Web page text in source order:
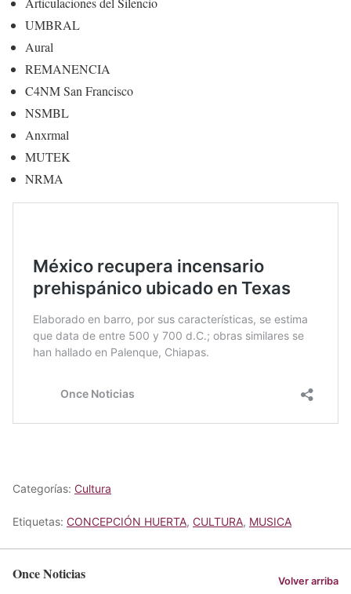
UMBRAL
Aural
REMANENCIA
C4NM San Francisco
NSMBL
Anxrmal
MUTEK
NRMA
Categorías: Cultura
Etiquetas: CONCEPCIÓN HUERTA, CULTURA, MUSICA
Once Noticias Volver arriba